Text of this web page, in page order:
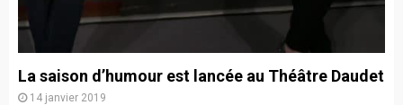
La saison d’humour est lancée au Théâtre Daudet
14 janvier 2019